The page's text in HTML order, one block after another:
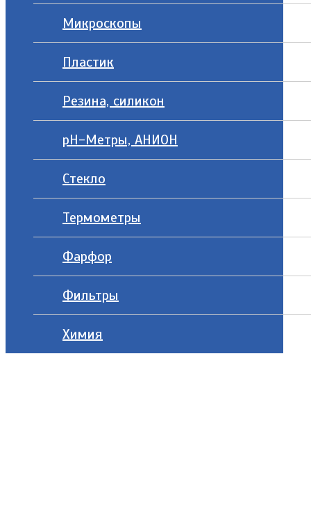
Микроскопы
Пластик
Резина, силикон
рН-Метры, АНИОН
Стекло
Термометры
Фарфор
Фильтры
Химия